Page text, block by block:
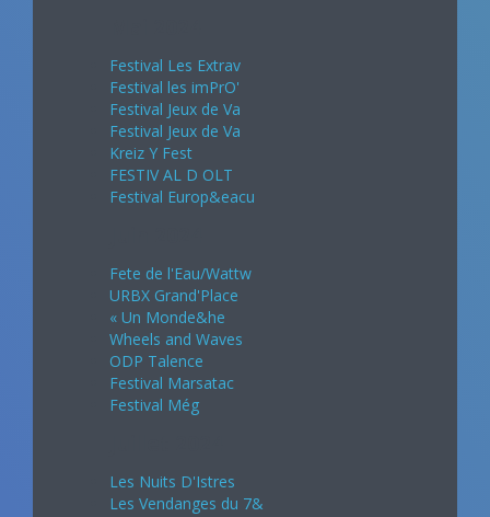
Festival Les Extrav
Festival les imPrO'
Festival Jeux de Va
Festival Jeux de Va
Kreiz Y Fest
FESTIV AL D OLT
Festival Europ&eacu
Fete de l'Eau/Wattw
URBX Grand'Place
« Un Monde&he
Wheels and Waves
ODP Talence
Festival Marsatac
Festival Még
Les Nuits D'Istres
Les Vendanges du 7&